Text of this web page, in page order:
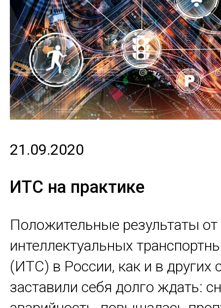
21.09.2020
ИТС на практике
Положительные результаты
интеллектуальных
(ИТС) в России, как и в других
заставили себя долго ждать: